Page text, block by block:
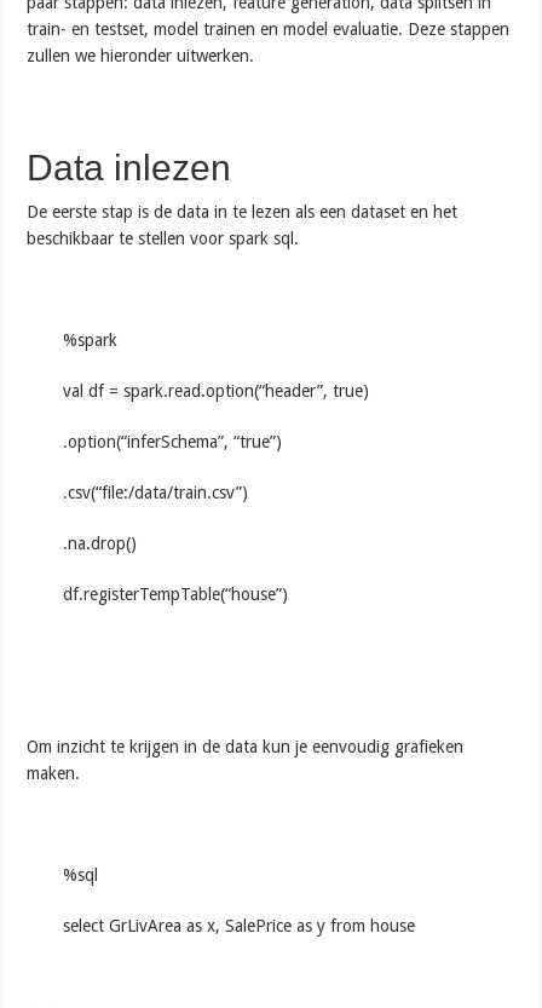
train- en testset, model trainen en model evaluatie. Deze stappen
zullen we hieronder uitwerken.
Data inlezen
De eerste stap is de data in te lezen als een dataset en het
beschikbaar te stellen voor spark sql.
%spark
val df = spark.read.option(“header”, true)
.option(“inferSchema”, “true”)
.csv(“file:/data/train.csv”)
.na.drop()
df.registerTempTable(“house”)
Om inzicht te krijgen in de data kun je eenvoudig grafieken
maken.
%sql
select GrLivArea as x, SalePrice as y from house